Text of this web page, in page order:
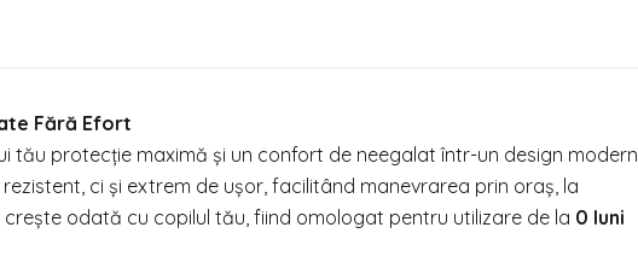
Fără Efort
tău protecție maximă și un confort de neegalat într-un design modern
ci și extrem de ușor, facilitând manevrarea prin oraș, la
odată cu copilul tău, fiind omologat pentru utilizare de la 0 luni